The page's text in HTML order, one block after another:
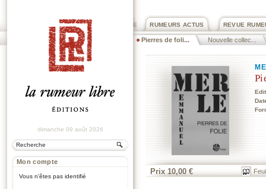
REVUE
RUMEURS ACTUS
PRIX ROGER DEXTRE
Pierres de foli... Nouvelle collec...
dimanche 09 août 2026
Mon compte
Vous n'êtes pas identifié
Prix 10,00 €